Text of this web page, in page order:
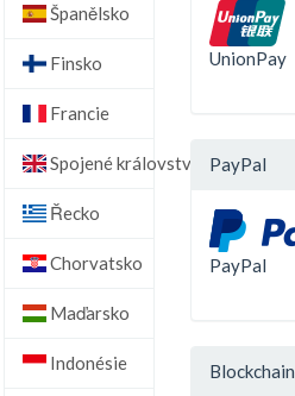
Španělsko
Finsko
Francie
Spojené království
Řecko
Chorvatsko
Maďarsko
Indonésie
UnionPay
PayPal
PayPal
Blockchain